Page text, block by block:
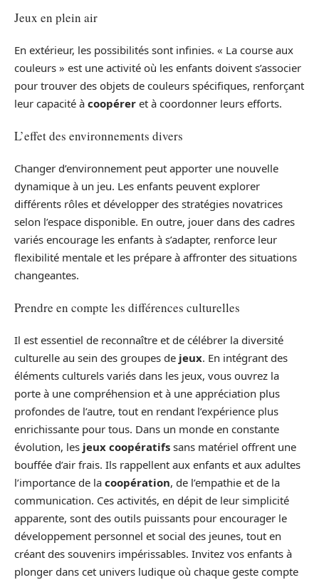
Jeux en plein air
En extérieur, les possibilités sont infinies. « La course aux
couleurs » est une activité où les enfants doivent s’associer
pour trouver des objets de couleurs spécifiques, renforçant
leur capacité à coopérer et à coordonner leurs efforts.
L’effet des environnements divers
Changer d’environnement peut apporter une nouvelle
dynamique à un jeu. Les enfants peuvent explorer
différents rôles et développer des stratégies novatrices
selon l’espace disponible. En outre, jouer dans des cadres
variés encourage les enfants à s’adapter, renforce leur
flexibilité mentale et les prépare à affronter des situations
changeantes.
Prendre en compte les différences culturelles
Il est essentiel de reconnaître et de célébrer la diversité
culturelle au sein des groupes de jeux. En intégrant des
éléments culturels variés dans les jeux, vous ouvrez la
porte à une compréhension et à une appréciation plus
profondes de l’autre, tout en rendant l’expérience plus
enrichissante pour tous. Dans un monde en constante
évolution, les jeux coopératifs sans matériel offrent une
bouffée d’air frais. Ils rappellent aux enfants et aux adultes
l’importance de la coopération, de l’empathie et de la
communication. Ces activités, en dépit de leur simplicité
apparente, sont des outils puissants pour encourager le
développement personnel et social des jeunes, tout en
créant des souvenirs impérissables. Invitez vos enfants à
plonger dans cet univers ludique où chaque geste compte